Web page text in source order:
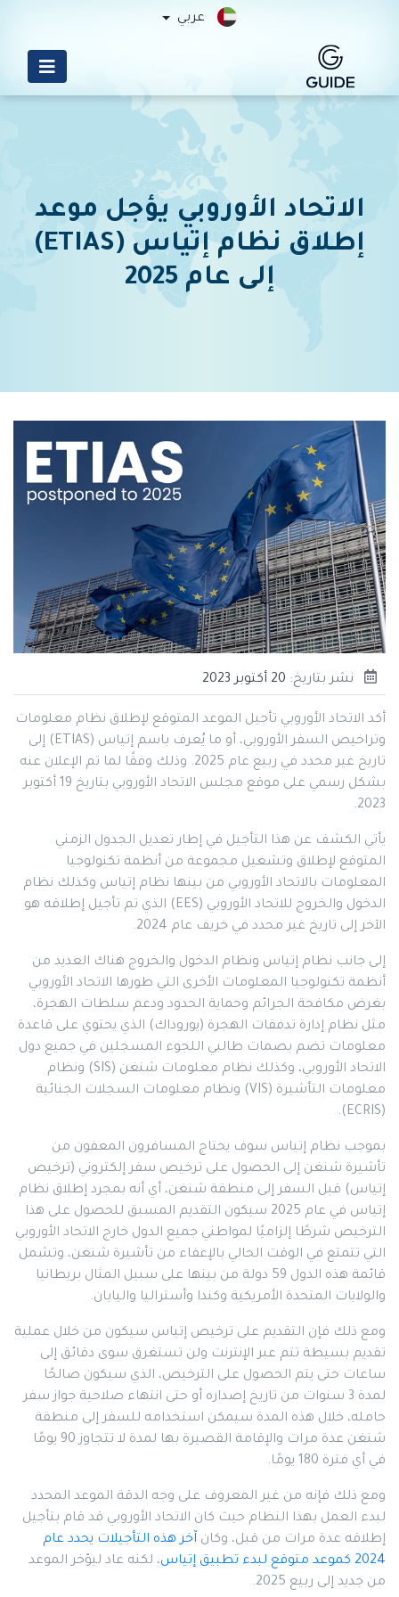
عربي
الاتحاد الأوروبي يؤجل موعد
إطلاق نظام إتياس (ETIAS)
إلى عام 2025
نشر بتاريخ: 20 أكتوبر 2023
أكد الاتحاد الأوروبي تأجيل الموعد المتوقع لإطلاق نظام معلومات
وتراخيص السفر الأوروبي، أو ما يُعرف باسم إتياس (ETIAS) إلى
تاريخ غير محدد في ربيع عام 2025. وذلك وفقًا لما تم الإعلان عنه
بشكل رسمي على موقع مجلس الاتحاد الأوروبي بتاريخ 19 أكتوبر
2023.
يأتي الكشف عن هذا التأجيل في إطار تعديل الجدول الزمني
المتوقع لإطلاق وتشغيل مجموعة من أنظمة تكنولوجيا
المعلومات بالاتحاد الأوروبي من بينها نظام إتياس وكذلك نظام
الدخول والخروج للاتحاد الأوروبي (EES) الذي تم تأجيل إطلاقه هو
الآخر إلى تاريخ غير محدد في خريف عام 2024.
إلى جانب نظام إتياس ونظام الدخول والخروج هناك العديد من
أنظمة تكنولوجيا المعلومات الأخرى التي طورها الاتحاد الأوروبي
بغرض مكافحة الجرائم وحماية الحدود ودعم سلطات الهجرة،
مثل نظام إدارة تدفقات الهجرة (يوروداك) الذي يحتوي على قاعدة
معلومات تضم بصمات طالبي اللجوء المسجلين في جميع دول
الاتحاد الأوروبي، وكذلك نظام معلومات شنغن (SIS) ونظام
معلومات التأشيرة (VIS) ونظام معلومات السجلات الجنائية
(ECRIS).
بموجب نظام إتياس سوف يحتاج المسافرون المعفون من
تأشيرة شنغن إلى الحصول على ترخيص سفر إلكتروني (ترخيص
إتياس) قبل السفر إلى منطقة شنغن، أي أنه بمجرد إطلاق نظام
إتياس في عام 2025 سيكون التقديم المسبق للحصول على هذا
الترخيص شرطًا إلزاميًا لمواطني جميع الدول خارج الاتحاد الأوروبي
التي تتمتع في الوقت الحالي بالإعفاء من تأشيرة شنغن، وتشمل
قائمة هذه الدول 59 دولة من بينها على سبيل المثال بريطانيا
والولايات المتحدة الأمريكية وكندا وأستراليا واليابان.
ومع ذلك فإن التقديم على ترخيص إتياس سيكون من خلال عملية
تقديم بسيطة تتم عبر الإنترنت ولن تستغرق سوى دقائق إلى
ساعات حتى يتم الحصول على الترخيص، الذي سيكون صالحًا
لمدة 3 سنوات من تاريخ إصداره أو حتى انتهاء صلاحية جواز سفر
حامله، خلال هذه المدة سيمكن استخدامه للسفر إلى منطقة
شنغن عدة مرات والإقامة القصيرة بها لمدة لا تتجاوز 90 يومًا
في أي فترة 180 يومًا.
ومع ذلك فإنه من غير المعروف على وجه الدقة الموعد المحدد
لبدء العمل بهذا النظام حيث كان الاتحاد الأوروبي قد قام بتأجيل
إطلاقه عدة مرات من قبل، وكان آخر هذه التأجيلات يحدد عام
2024 كموعد متوقع لبدء تطبيق إتياس
، لكنه عاد ليؤخر الموعد
من جديد إلى ربيع 2025.